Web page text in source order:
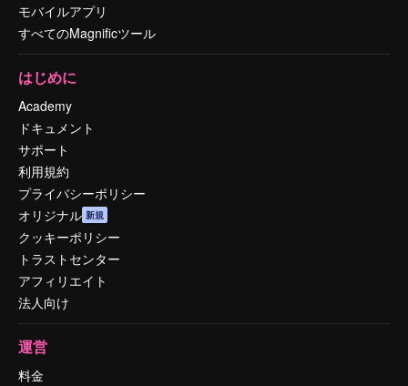
モバイルアプリ
すべてのMagnificツール
はじめに
Academy
ドキュメント
サポート
利用規約
プライバシーポリシー
オリジナル 新規
クッキーポリシー
トラストセンター
アフィリエイト
法人向け
運営
料金